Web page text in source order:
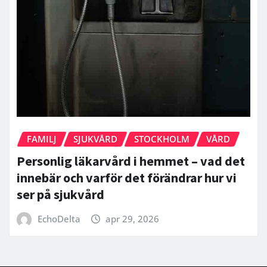
FAMILJ SJUKVÅRD STOCKHOLM VÅRD
Personlig läkarvård i hemmet – vad det
innebär och varför det förändrar hur vi
ser på sjukvård
EchoDelta apr 29, 2026